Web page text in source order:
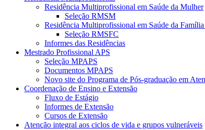
Residência Multiprofissional em Saúde da Mulher
Seleção RMSM
Residência Multiprofissional em Saúde da
Seleção RMSFC
Informes das Residências
Mestrado Profissional APS
Seleção MPAPS
Documentos MPAPS
Novo site do Programa de Pós-graduação em
Coordenação de Ensino e Extensão
Fluxo de Estágio
Informes de Extensão
Cursos de Extensão
Atenção integral aos ciclos de vida e grupos vulneráveis